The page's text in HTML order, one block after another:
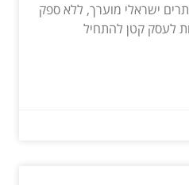
ישראלי מוערך, ללא ספק
הבאות לעסק קטן להתחיל